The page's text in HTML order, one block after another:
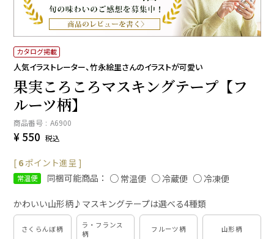
カタログ掲載
人気イラストレーター、竹永絵里さんのイラストが可愛い
果実ころころマスキングテープ【フ
ルーツ柄】
商品番号 A6900
¥ 550 税込
[ 6ポイント進呈 ]
常温便 同梱可能商品： 常温便 冷蔵便 冷凍便
かわいい山形柄♪マスキングテープは選べる4種類
さくらんぼ柄
ラ・フランス
柄
フルーツ柄 山形柄